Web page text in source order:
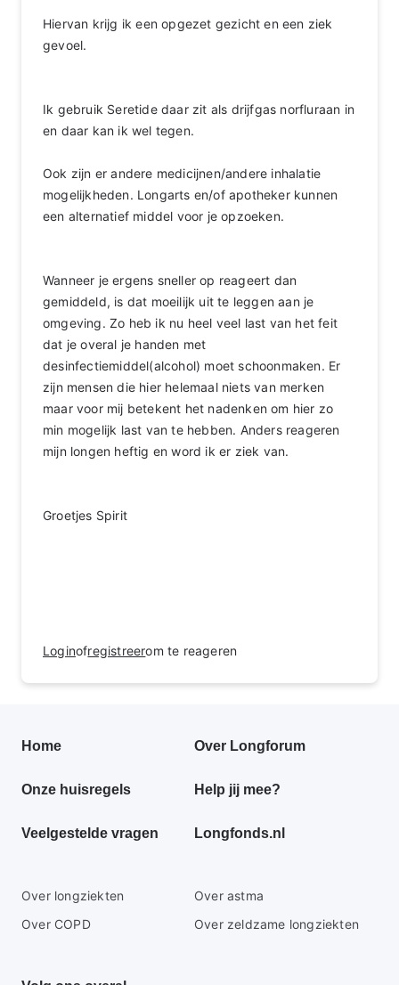
Hiervan krijg ik een opgezet gezicht en een ziek
gevoel.
Ik gebruik Seretide daar zit als drijfgas norfluraan in
en daar kan ik wel tegen.
Ook zijn er andere medicijnen/andere inhalatie
mogelijkheden. Longarts en/of apotheker kunnen
een alternatief middel voor je opzoeken.
Wanneer je ergens sneller op reageert dan
gemiddeld, is dat moeilijk uit te leggen aan je
omgeving. Zo heb ik nu heel veel last van het feit
dat je overal je handen met
desinfectiemiddel(alcohol) moet schoonmaken. Er
zijn mensen die hier helemaal niets van merken
maar voor mij betekent het nadenken om hier zo
min mogelijk last van te hebben. Anders reageren
mijn longen heftig en word ik er ziek van.
Groetjes Spirit
Loginofregistreerom te reageren
Primair
menu
Home Over Longforum
Onze huisregels Help jij mee?
Veelgestelde vragen Longfonds.nl
Secundaire
footer
Over longziekten
Over astma
Over COPD
Over zeldzame longziekten